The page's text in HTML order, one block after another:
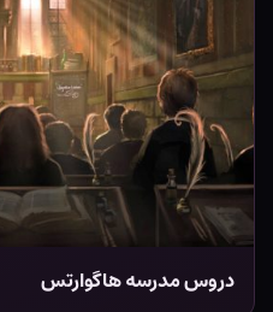
دروس مدرسه هاگوارتس